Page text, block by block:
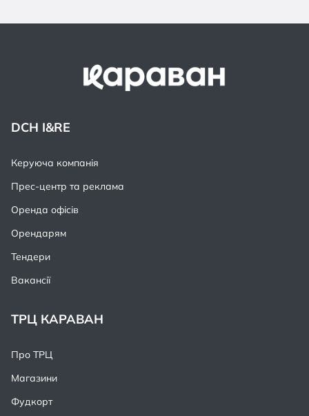
DCH I&RE
Керуюча компанія
Прес-центр та реклама
Оренда офісів
Орендарям
Тендери
Вакансії
ТРЦ КАРАВАН
Про ТРЦ
Магазини
Фудкорт